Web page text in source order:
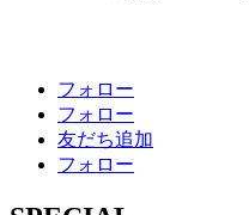
フォロー
フォロー
友だち追加
フォロー